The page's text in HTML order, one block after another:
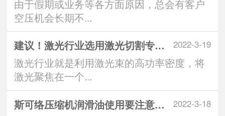
由于假期或业务等各方面原因，总会有客户
空压机会长期不...
2022-3-19
建议！激光行业选用激光切割专用空
激光行业就是利用激光束的高功率密度，将
激光聚焦在一个...
2022-3-18
斯可络压缩机润滑油使用要注意什么